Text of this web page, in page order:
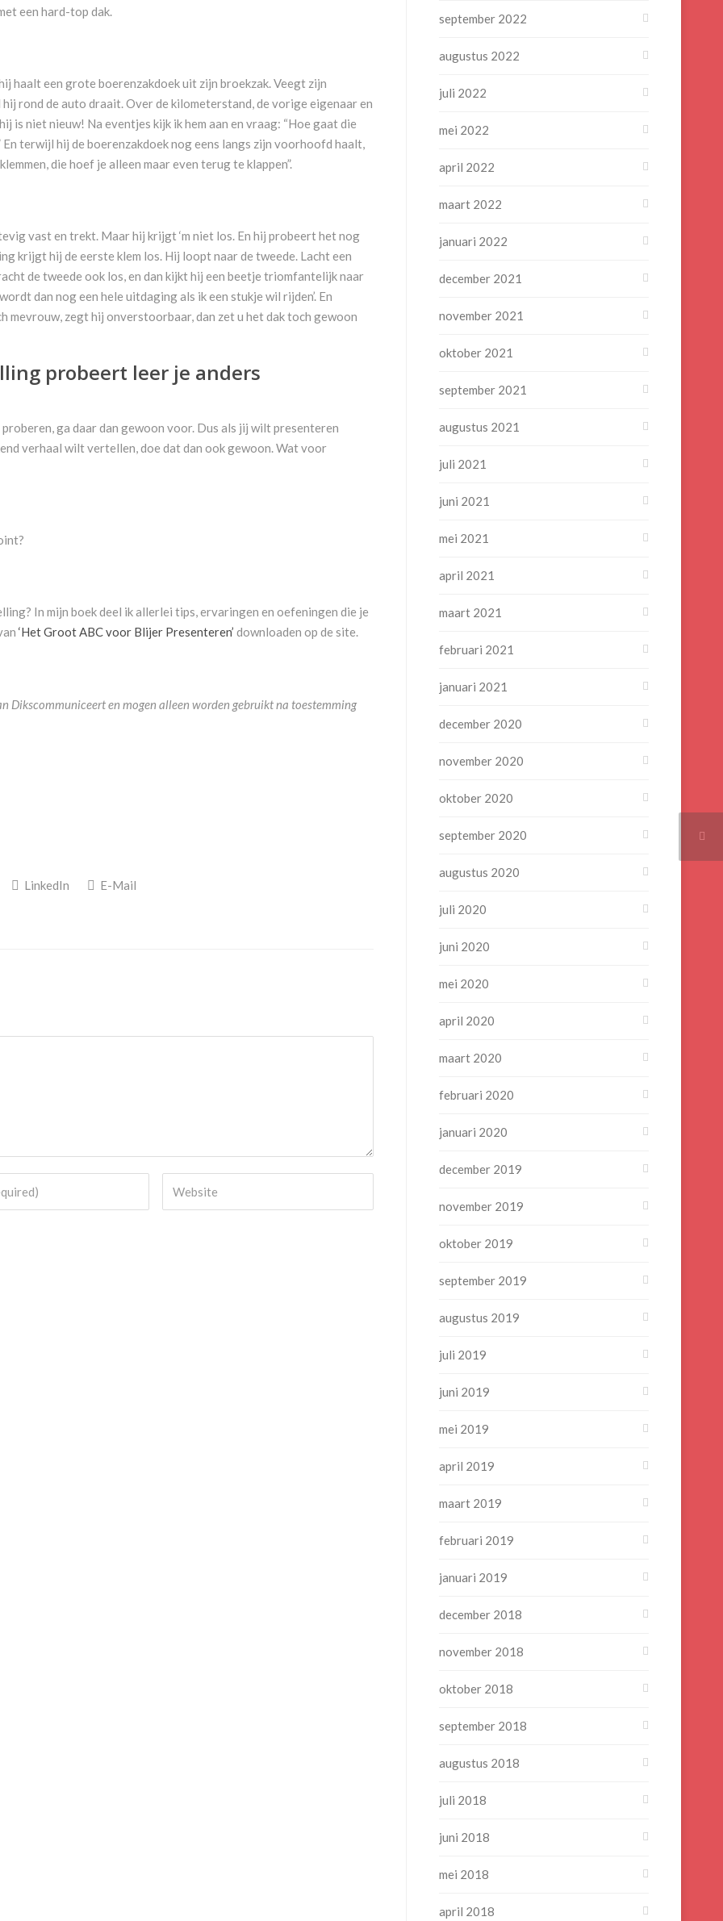
een hard-top dak.
haalt een grote boerenzakdoek uit zijn broekzak. Veegt zijn
rond de auto draait. Over de kilometerstand, de vorige eigenaar en
is niet nieuw! Na eventjes kijk ik hem aan en vraag: “Hoe gaat die
terwijl hij de boerenzakdoek nog eens langs zijn voorhoofd haalt,
die hoef je alleen maar even terug te klappen”.
vast en trekt. Maar hij krijgt ‘m niet los. En hij probeert het nog
krijgt hij de eerste klem los. Hij loopt naar de tweede. Lacht een
de tweede ook los, en dan kijkt hij een beetje triomfantelijk naar
dan nog een hele uitdaging als ik een stukje wil rijden’. En
mevrouw, zegt hij onverstoorbaar, dan zet u het dak toch gewoon
probeert leer je anders
ga daar dan gewoon voor. Dus als jij wilt presenteren
verhaal wilt vertellen, doe dat dan ook gewoon. Wat voor
In mijn boek deel ik allerlei tips, ervaringen en oefeningen die je
‘Het Groot ABC voor Blijer Presenteren’ downloaden op de site.
Dikscommuniceert en mogen alleen worden gebruikt na toestemming
LinkedIn E-Mail
september 2022
augustus 2022
juli 2022
mei 2022
april 2022
maart 2022
januari 2022
december 2021
november 2021
oktober 2021
september 2021
augustus 2021
juli 2021
juni 2021
mei 2021
april 2021
maart 2021
februari 2021
januari 2021
december 2020
november 2020
oktober 2020
september 2020
augustus 2020
juli 2020
juni 2020
mei 2020
april 2020
maart 2020
februari 2020
januari 2020
december 2019
november 2019
oktober 2019
september 2019
augustus 2019
juli 2019
juni 2019
mei 2019
april 2019
maart 2019
februari 2019
januari 2019
december 2018
november 2018
oktober 2018
september 2018
augustus 2018
juli 2018
juni 2018
mei 2018
april 2018